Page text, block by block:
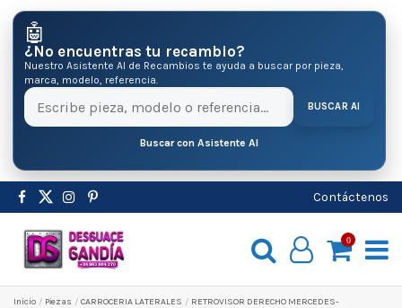
🤖
¿No encuentras tu recambio?
Nuestro Asistente AI de Recambios te ayuda a buscar por pieza,
marca, modelo, referencia.
BUSCAR AI
Buscar con Asistente AI
Contáctenos
0
Inicio Pіezas CARROCERIA LATERALES
RETROVISOR DERECHO MERCEDES-